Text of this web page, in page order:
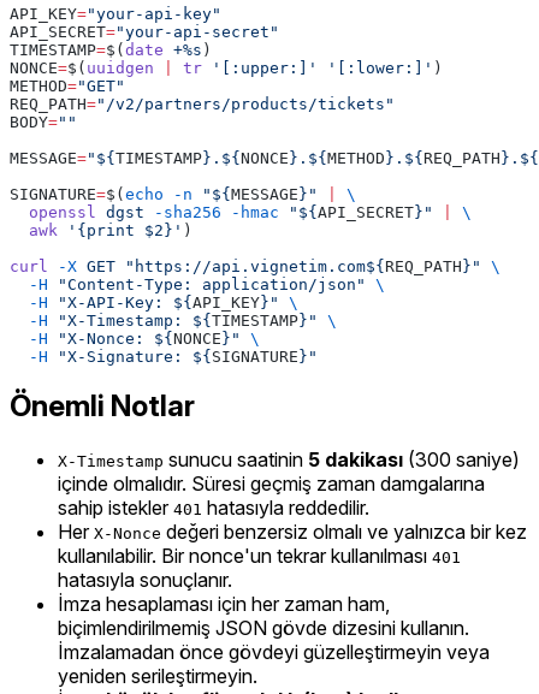
API_KEY="your-api-key"
API_SECRET="your-api-secret"
TIMESTAMP=$(date +%s )
NONCE=$( uuidgen tr '[:upper:]' '[:lower:]' )
METHOD="GET"
REQ_PATH="/v2/partners/products/tickets"
BODY=""
MESSAGE="${TIMESTAMP}.${NONCE}.${METHOD}.${REQ_PATH}.${
SIGNATURE=$(echo -n "${MESSAGE}"
\
  openssl
dgst -sha256 -hmac "${API_SECRET}"
\
  awk
'{print $2}' )
curl
-X GET "https://api.vignetim.com${REQ_PATH}"
\
  -H
"Content-Type: application/json"
\
  -H
"X-API-Key: ${API_KEY}"
\
  -H
"X-Timestamp: ${TIMESTAMP}"
\
  -H
"X-Nonce: ${NONCE}"
\
  -H
"X-Signature: ${SIGNATURE}"
Önemli Notlar
X-Timestamp sunucu saatinin 5 dakikası (300 saniye)
içinde olmalıdır. Süresi geçmiş zaman damgalarına
sahip istekler 401 hatasıyla reddedilir.
Her X-Nonce değeri benzersiz olmalı ve yalnızca bir kez
kullanılabilir. Bir nonce'un tekrar kullanılması 401
hatasıyla sonuçlanır.
İmza hesaplaması için her zaman ham,
biçimlendirilmemiş JSON gövde dizesini kullanın.
İmzalamadan önce gövdeyi güzelleştirmeyin veya
yeniden serileştirmeyin.